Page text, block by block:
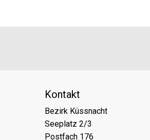
Kontakt
Bezirk Küssnacht
Seeplatz 2/3
Postfach 176